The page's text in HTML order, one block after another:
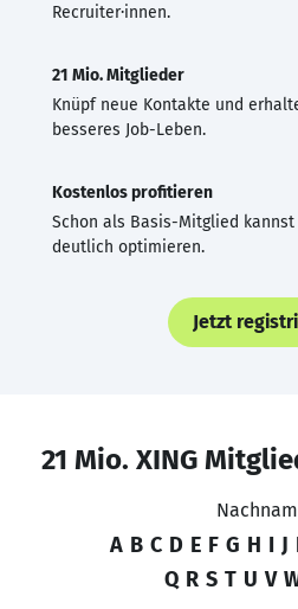
Recruiter·innen.
21 Mio. Mitglieder
Knüpf neue Kontakte und
besseres Job-Leben.
Kostenlos profitieren
Schon als Basis-Mitglied kannst
deutlich optimieren.
Jetzt
21 Mio. XING
A B C D E F G H I J
Q R S T U V